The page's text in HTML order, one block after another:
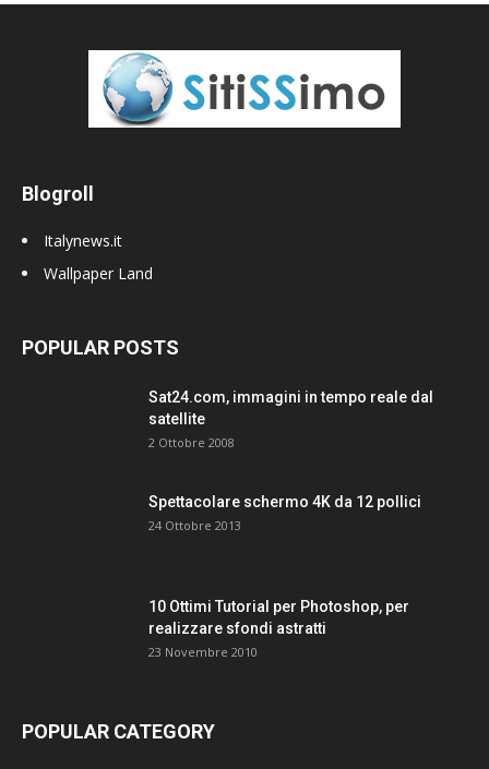
Blogroll
Italynews.it
Wallpaper Land
POPULAR POSTS
Sat24.com, immagini in tempo reale dal
satellite
2 Ottobre 2008
Spettacolare schermo 4K da 12 pollici
24 Ottobre 2013
10 Ottimi Tutorial per Photoshop, per
realizzare sfondi astratti
23 Novembre 2010
POPULAR CATEGORY